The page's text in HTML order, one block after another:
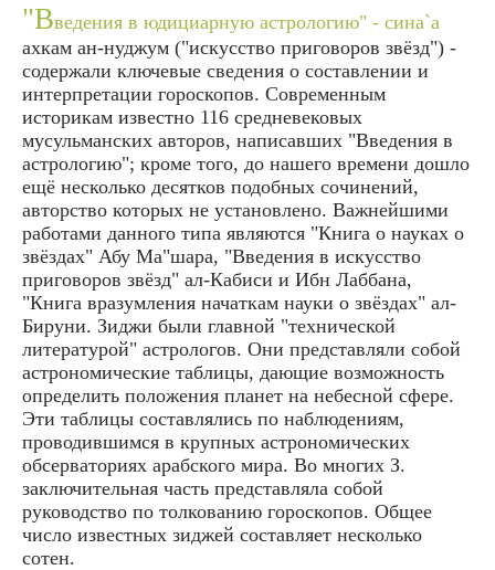
"Введения в юдициарную астрологию" - сина`а
ахкам ан-нуджум ("искусство приговоров звёзд") -
содержали ключевые сведения о составлении и
интерпретации гороскопов. Современным
историкам известно 116 средневековых
мусульманских авторов, написавших "Введения в
астрологию"; кроме того, до нашего времени дошло
ещё несколько десятков подобных сочинений,
авторство которых не установлено. Важнейшими
работами данного типа являются "Книга о науках о
звёздах" Абу Ма"шара, "Введения в искусство
приговоров звёзд" ал-Кабиси и Ибн Лаббана,
"Книга вразумления начаткам науки о звёздах" ал-
Бируни. Зиджи были главной "технической
литературой" астрологов. Они представляли собой
астрономические таблицы, дающие возможность
определить положения планет на небесной сфере.
Эти таблицы составлялись по наблюдениям,
проводившимся в крупных астрономических
обсерваториях арабского мира. Во многих З.
заключительная часть представляла собой
руководство по толкованию гороскопов. Общее
число известных зиджей составляет несколько
сотен.